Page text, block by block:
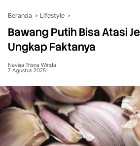
Beranda Lifestyle
Bawang Putih Bisa Atasi
Ungkap Faktanya
Navisa Trisna Winda
7 Agustus 2025